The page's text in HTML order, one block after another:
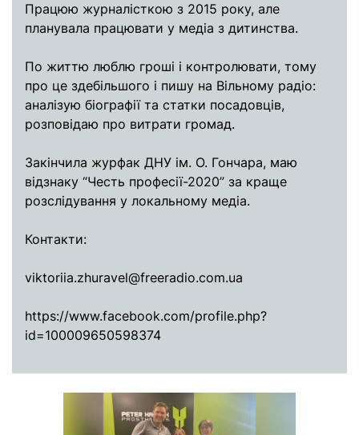
Працюю журналісткою з 2015 року, але
планувала працювати у медіа з дитинства.
По життю люблю гроші і контролювати, тому
про це здебільшого і пишу на Вільному радіо:
аналізую біографії та статки посадовців,
розповідаю про витрати громад.
Закінчила журфак ДНУ ім. О. Гончара, маю
відзнаку “Честь професії-2020” за краще
розслідування у локальному медіа.
Контакти:
viktoriia.zhuravel@freeradio.com.ua
https://www.facebook.com/profile.php?
id=100009650598374